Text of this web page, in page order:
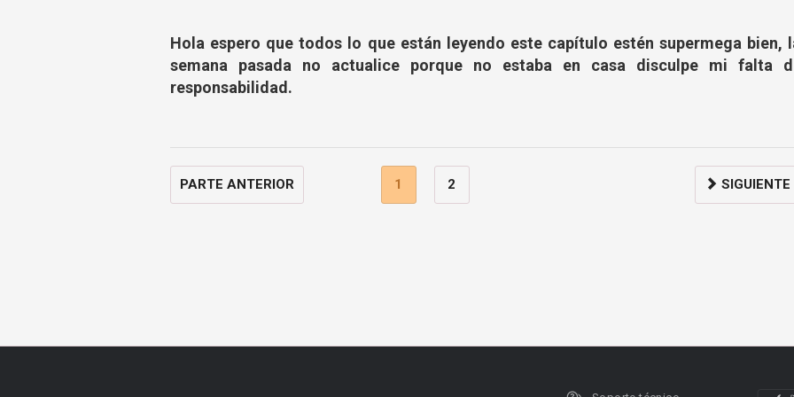
Hola espero que todos lo que están leyendo este capítulo estén supermega bien,
semana pasada no actualice porque no estaba en casa disculpe mi falta
responsabilidad.
PARTE ANTERIOR 1 2 SIGUIENTE